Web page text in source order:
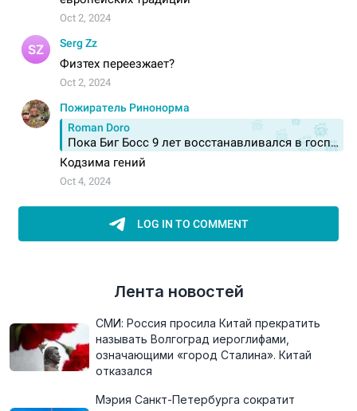
Лента новостей
СМИ: Россия просила Китай прекратить
называть Волгоград иероглифами,
означающими «город Сталина». Китай
отказался
Мэрия Санкт-Петербурга сократит